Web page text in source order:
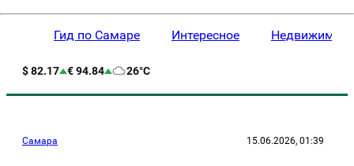
Гид по Самаре Интересное
$ 82.17 € 94.84 26°C
Самара 15.06.2026, 01:39